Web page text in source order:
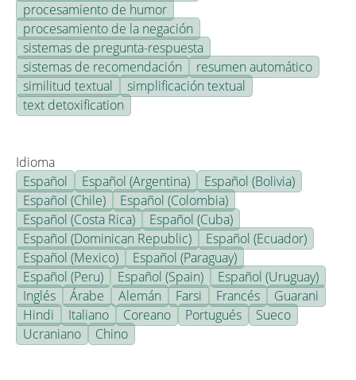
procesamiento de humor
procesamiento de la negación
sistemas de pregunta-respuesta
sistemas de recomendación
resumen automático
similitud textual
simplificación textual
text detoxification
Idioma
Español
Español (Argentina)
Español (Bolivia)
Español (Chile)
Español (Colombia)
Español (Costa Rica)
Español (Cuba)
Español (Dominican Republic)
Español (Ecuador)
Español (Mexico)
Español (Paraguay)
Español (Peru)
Español (Spain)
Español (Uruguay)
Inglés
Árabe Alemán Farsi Francés
Guarani
Hindi
Italiano Coreano Portugués
Sueco
Ucraniano
Chino